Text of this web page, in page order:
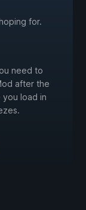
for.
need to
after the
you load in